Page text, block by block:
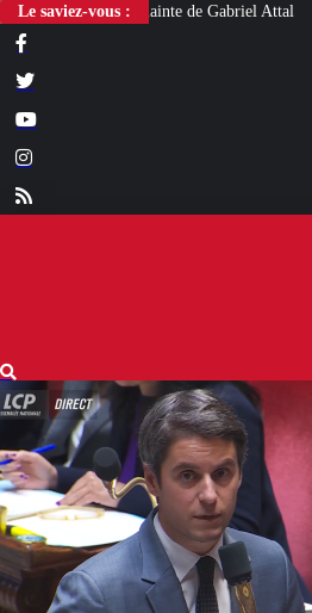
Le saviez-vous : « Ta chicha et ta